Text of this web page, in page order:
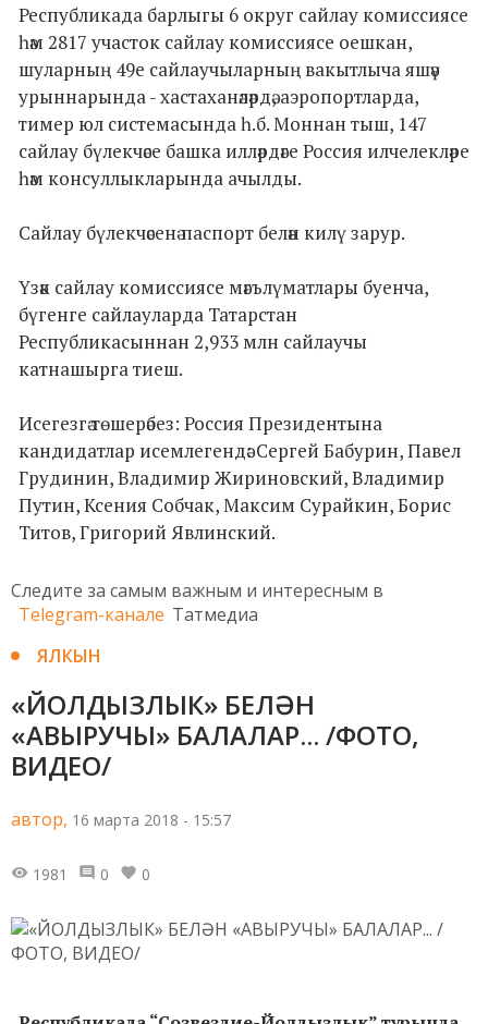
Республикада барлыгы 6 округ сайлау комиссиясе
һәм 2817 участок сайлау комиссиясе оешкан,
шуларның 49е сайлаучыларның вакытлыча яшәү
урыннарында - хастаханәләрдә, аэропортларда,
тимер юл системасында һ.б. Моннан тыш, 147
сайлау бүлекчәсе башка илләрдәге Россия илчелекләре
һәм консуллыкларында ачылды.
Сайлау бүлекчәсенә паспорт белән килү зарур.
Үзәк сайлау комиссиясе мәгълүматлары буенча,
бүгенге сайлауларда Татарстан
Республикасыннан 2,933 млн сайлаучы
катнашырга тиеш.
Исегезгә төшерәбез: Россия Президентына
кандидатлар исемлегендә: Сергей Бабурин, Павел
Грудинин, Владимир Жириновский, Владимир
Путин, Ксения Собчак, Максим Сурайкин, Борис
Титов, Григорий Явлинский.
Следите за самым важным и интересным в
Telegram-канале Татмедиа
ЯЛКЫН
«ЙОЛДЫЗЛЫК» БЕЛӘН
«АВЫРУЧЫ» БАЛАЛАР... /ФОТО,
ВИДЕО/
автор, 16 марта 2018 - 15:57
1981 0 0